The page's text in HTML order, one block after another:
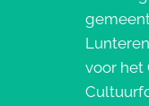
voor het